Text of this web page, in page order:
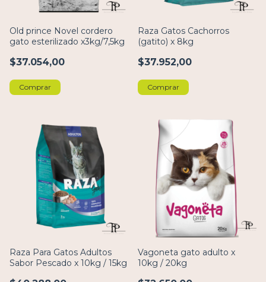
Old prince Novel cordero
gato esterilizado x3kg/7,5kg
$37.054,00
Comprar
Raza Gatos Cachorros
(gatito) x 8kg
$37.952,00
Comprar
Raza Para Gatos Adultos
Sabor Pescado x 10kg / 15kg
Vagoneta gato adulto x
10kg / 20kg